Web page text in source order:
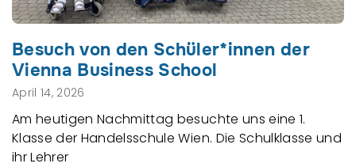
Besuch von den Schüler*innen der
Vienna Business School
April 14, 2026
Am heutigen Nachmittag besuchte uns eine 1.
Klasse der Handelsschule Wien. Die Schulklasse und
ihr Lehrer